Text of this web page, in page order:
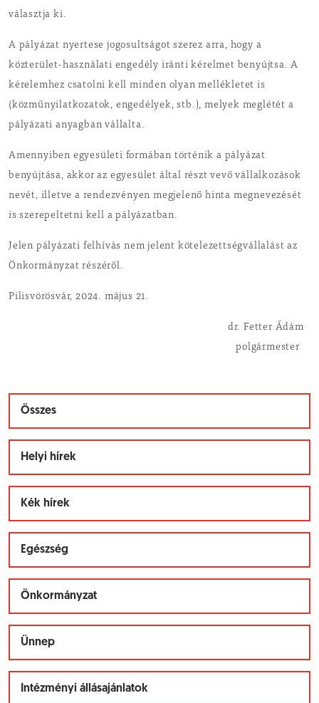
választja ki.
A pályázat nyertese jogosultságot szerez arra, hogy a
közterület-használati engedély iránti kérelmet benyújtsa. A
kérelemhez csatolni kell minden olyan mellékletet is
(közműnyilatkozatok, engedélyek, stb.), melyek meglétét a
pályázati anyagban vállalta.
Amennyiben egyesületi formában történik a pályázat
benyújtása, akkor az egyesület által részt vevő vállalkozások
nevét, illetve a rendezvényen megjelenő hinta megnevezését
is szerepeltetni kell a pályázatban.
Jelen pályázati felhívás nem jelent kötelezettségvállalást az
Önkormányzat részéről.
Pilisvörösvár, 2024. május 21.
dr. Fetter Ádám
polgármester
Összes
Helyi hírek
Kék hírek
Egészség
Önkormányzat
Ünnep
Intézményi állásajánlatok